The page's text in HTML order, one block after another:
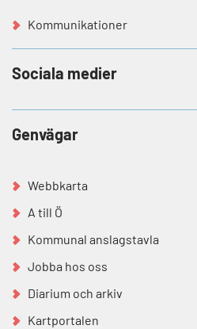
Kommunikationer
Sociala medier
Genvägar
Webbkarta
A till Ö
Kommunal anslagstavla
Jobba hos oss
Diarium och arkiv
Kartportalen